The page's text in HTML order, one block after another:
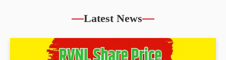
Latest News